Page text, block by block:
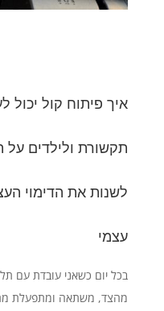
איך פיתוח קול יכול
תקשורת ולילדים
לשנות את הדימוי
עצמי
בכל יום כשאני עובדת עם
מהצד, משתאה ומתפעלת